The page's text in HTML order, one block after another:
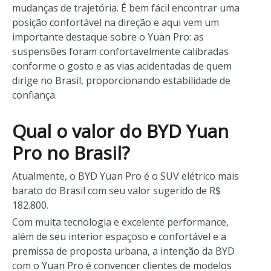
mudanças de trajetória. É bem fácil encontrar uma
posição confortável na direção e aqui vem um
importante destaque sobre o Yuan Pro: as
suspensões foram confortavelmente calibradas
conforme o gosto e as vias acidentadas de quem
dirige no Brasil, proporcionando estabilidade de
confiança.
Qual o valor do BYD Yuan
Pro no Brasil?
Atualmente, o BYD Yuan Pro é o SUV elétrico mais
barato do Brasil com seu valor sugerido de R$
182.800.
Com muita tecnologia e excelente performance,
além de seu interior espaçoso e confortável e a
premissa de proposta urbana, a intenção da BYD
com o Yuan Pro é convencer clientes de modelos